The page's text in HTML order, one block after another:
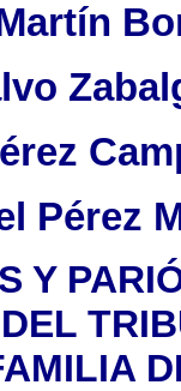
Pérez
Y